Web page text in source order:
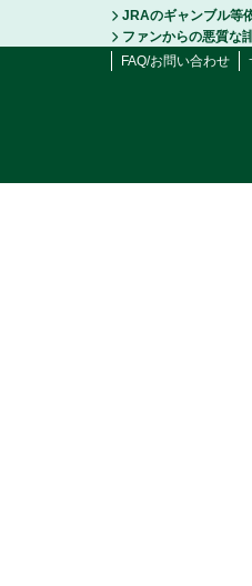
JRAのギャンブル等
ファンからの悪質な
FAQ/お問い合わせ